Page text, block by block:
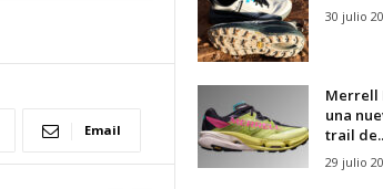
Email
30 julio
Merrell
una
trail
29 julio